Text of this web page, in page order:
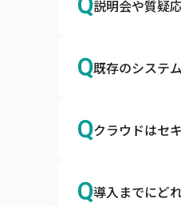
説明会や質疑
A
Zoomなどを利
Q既存のシステ
A
商品マスタや
Qクラウドはセ
A
クラウドサー
Q導入までにど